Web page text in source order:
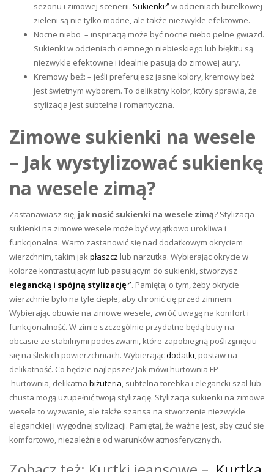
sezonu i zimowej scenerii. Sukienki
w odcieniach butelkowej
zieleni są nie tylko modne, ale także niezwykle efektowne.
Nocne niebo – inspiracją może być nocne niebo pełne gwiazd.
Sukienki w odcieniach ciemnego niebieskiego lub błękitu są
niezwykle efektowne i idealnie pasują do zimowej aury.
Kremowy beż: – jeśli preferujesz jasne kolory, kremowy beż
jest świetnym wyborem. To delikatny kolor, który sprawia, że
stylizacja jest subtelna i romantyczna.
Zimowe sukienki na wesele
– Jak wystylizować sukienkę
na wesele zimą?
Zastanawiasz się, jak nosić sukienki na wesele zimą? Stylizacja
sukienki na zimowe wesele może być wyjątkowo urokliwa i
funkcjonalna. Warto zastanowić się nad dodatkowym okryciem
wierzchnim, takim jakpłaszcz lub narzutka. Wybierając okrycie w
kolorze kontrastującym lub pasującym do sukienki, stworzysz
elegancką i spójną stylizację . Pamiętaj o tym, żeby okrycie
wierzchnie było na tyle ciepłe, aby chronić cię przed zimnem.
Wybierając obuwie na zimowe wesele, zwróć uwagę na komfort i
funkcjonalność. W zimie szczególnie przydatne będą buty na
obcasie ze stabilnymi podeszwami, które zapobiegną poślizgnięciu
się na śliskich powierzchniach. Wybierającdodatki, postaw na
delikatność. Co będzie najlepsze? Jak mówi hurtownia FP –
hurtownia, delikatna biżuteria, subtelna torebka i elegancki szal lub
chusta mogą uzupełnić twoją stylizację. Stylizacja sukienki na zimowe
wesele to wyzwanie, ale także szansa na stworzenie niezwykle
eleganckiej i wygodnej stylizacji. Pamiętaj, że ważne jest, aby czuć się
komfortowo, niezależnie od warunków atmosferycznych.